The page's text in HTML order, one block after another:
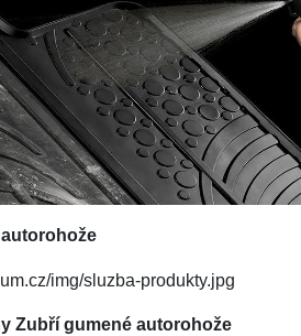
Zubří gumené autorohože